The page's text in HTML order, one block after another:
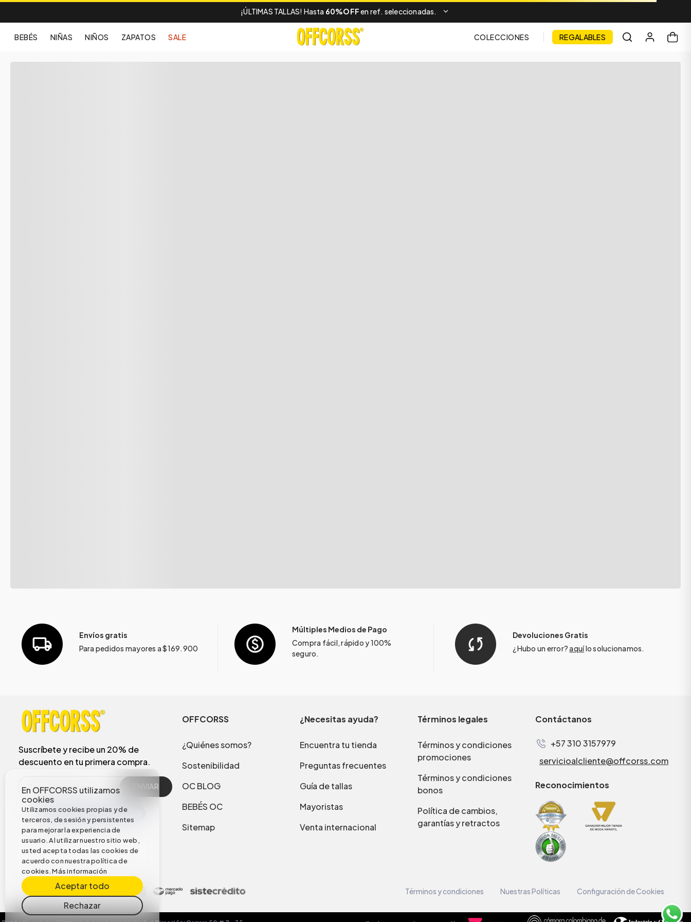
¡ÚLTIMAS TALLAS! Hasta 60%OFFen ref. seleccionadas.
BEBÉS NIÑAS NIÑOS ZAPATOS SALE COLECCIONES REGALABLES
En OFFCORSS utilizamos
cookies
Utilizamos cookies propias y de
terceros, de sesión y persistentes
para mejorar la experiencia de
usuario. Al utilizar nuestro sitio web,
usted acepta todas las cookies de
acuerdo con nuestra política de
cookies.Más información
Aceptar todo
Rechazar
Envíos gratis
Para pedidos mayores a $169.900
Múltiples Medios de Pago
Compra fácil, rápido y 100%
seguro.
Devoluciones Gratis
¿Hubo un error?aquílo solucionamos.
Suscríbete y recibe un 20% de
descuento en tu primera compra.
ENVIAR
OFFCORSS
¿Quiénes somos?
Sostenibilidad
OC BLOG
BEBÉS OC
Sitemap
¿Necesitas ayuda?
Encuentra tu tienda
Preguntas frecuentes
Guía de tallas
Mayoristas
Venta internacional
Términos legales
Términos y condiciones
promociones
Términos y condiciones
bonos
Política de cambios,
garantías y retractos
Contáctanos
+57 310 3157979
servicioalcliente@offcorss.com
Reconocimientos
Términos y condiciones Nuestras Políticas Configuración de Cookies